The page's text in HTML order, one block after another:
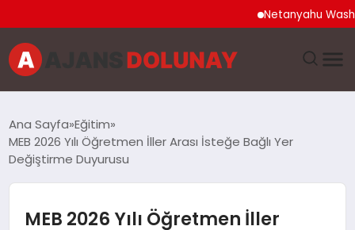
Netanyahu
EĞITIM
Ana Sayfa Eğitim
MEB 2026 Yılı Öğretmen İller Arası İsteğe Bağlı Yer
Değiştirme Duyurusu
MEB 2026 Yılı Öğretmen İller